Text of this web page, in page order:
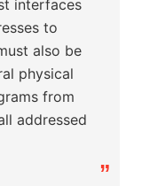
interfaces
to
also be
physical
from
addressed
”